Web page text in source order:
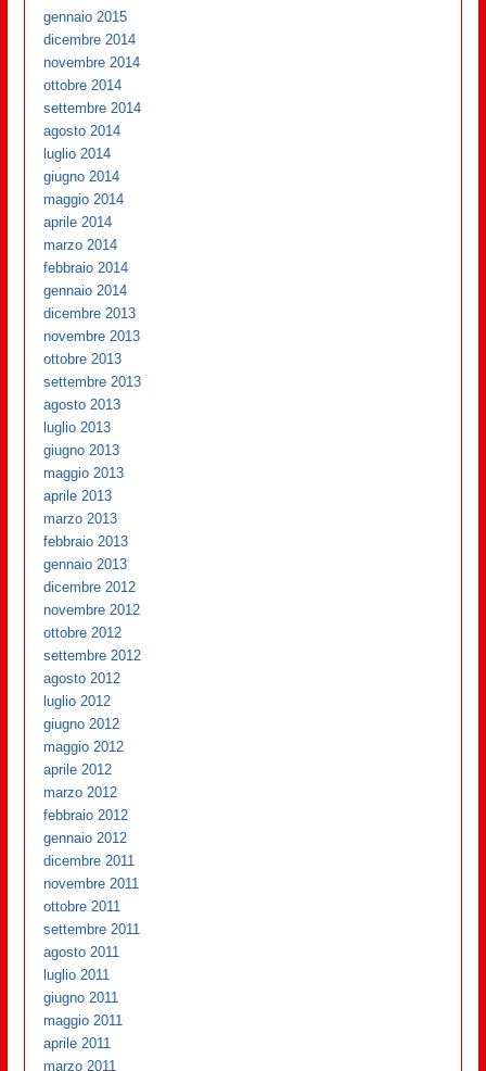
gennaio 2015
dicembre 2014
novembre 2014
ottobre 2014
settembre 2014
agosto 2014
luglio 2014
giugno 2014
maggio 2014
aprile 2014
marzo 2014
febbraio 2014
gennaio 2014
dicembre 2013
novembre 2013
ottobre 2013
settembre 2013
agosto 2013
luglio 2013
giugno 2013
maggio 2013
aprile 2013
marzo 2013
febbraio 2013
gennaio 2013
dicembre 2012
novembre 2012
ottobre 2012
settembre 2012
agosto 2012
luglio 2012
giugno 2012
maggio 2012
aprile 2012
marzo 2012
febbraio 2012
gennaio 2012
dicembre 2011
novembre 2011
ottobre 2011
settembre 2011
agosto 2011
luglio 2011
giugno 2011
maggio 2011
aprile 2011
marzo 2011